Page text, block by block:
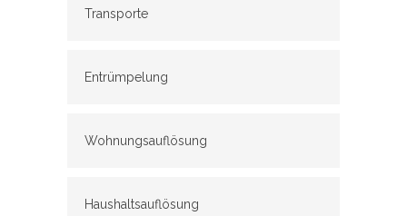
Transporte
Entrümpelung
Wohnungsauflösung
Haushaltsauflösung